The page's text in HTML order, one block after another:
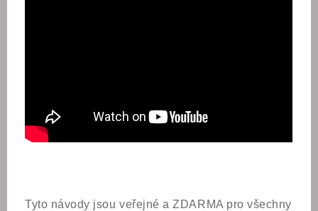
Tyto návody jsou veřejné a ZDARMA pro všechny